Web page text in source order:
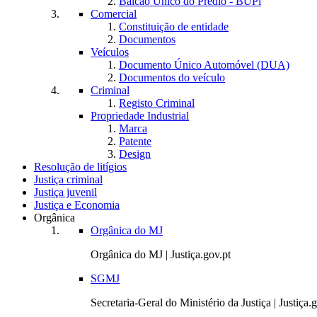
Comercial
Constituição de entidade
Documentos
Veículos
Documento Único Automóvel (DUA)
Documentos do veículo
Criminal
Registo Criminal
Propriedade Industrial
Marca
Patente
Design
Resolução de litígios
Justiça criminal
Justiça juvenil
Justiça e Economia
Orgânica
Orgânica do MJ
Orgânica do MJ | Justiça.gov.pt
SGMJ
Secretaria-Geral do Ministério da Justiça |